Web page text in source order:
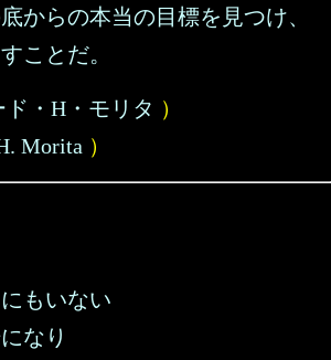
からの本当の目標を見つけ、
ことだ。
ド・H・モリタ ）
Morita ）
もいない
なり